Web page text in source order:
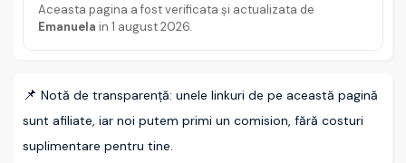
Aceasta pagina a fost verificata și actualizata de
Emanuela in 1 august 2026.
📌 Notă de transparență: unele linkuri de pe această pagină
sunt afiliate, iar noi putem primi un comision, fără costuri
suplimentare pentru tine.